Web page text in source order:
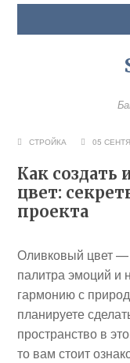
СТРОЙКА 05
Как
цвет:
проекта
Оливковый цвет —
палитра эмоций и
гармонию с
планируете
пространство в
то вам стоит